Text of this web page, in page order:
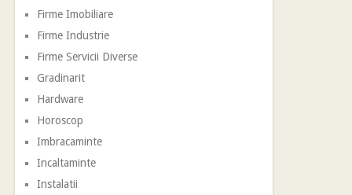
Firme Imobiliare
Firme Industrie
Firme Servicii Diverse
Gradinarit
Hardware
Horoscop
Imbracaminte
Incaltaminte
Instalatii